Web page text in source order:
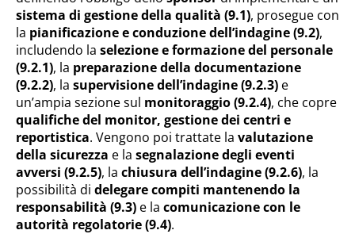
sistema di gestione della qualità (9.1), prosegue con
la pianificazione e conduzione dell’indagine (9.2),
includendo la selezione e formazione del personale
(9.2.1), la preparazione della documentazione
(9.2.2), la supervisione dell’indagine (9.2.3) e
un’ampia sezione sul monitoraggio (9.2.4), che copre
qualifiche del monitor, gestione dei centri e
reportistica. Vengono poi trattate la valutazione
della sicurezza e la segnalazione degli eventi
avversi (9.2.5), la chiusura dell’indagine (9.2.6), la
possibilità di delegare compiti mantenendo la
responsabilità (9.3) e la comunicazione con le
autorità regolatorie (9.4).